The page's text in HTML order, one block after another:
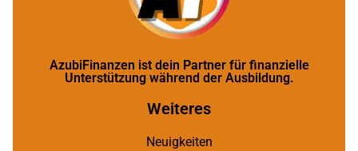
AzubiFinanzen ist dein Partner für finanzielle
Unterstützung während der Ausbildung.
Weiteres
Neuigkeiten